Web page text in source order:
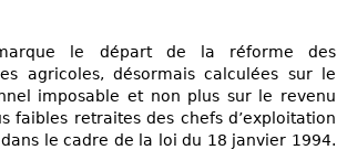
le départ de la réforme des
agricoles, désormais calculées sur le
imposable et non plus sur le revenu
faibles retraites des chefs d’exploitation
le cadre de la loi du 18 janvier 1994.